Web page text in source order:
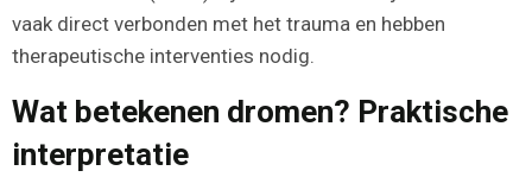
vaak direct verbonden met het trauma en hebben
therapeutische interventies nodig.
Wat betekenen dromen? Praktische
interpretatie